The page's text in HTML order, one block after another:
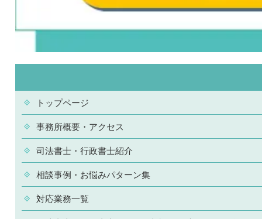
トップページ
事務所概要・アクセス
司法書士・行政書士紹介
相談事例・お悩みパターン集
対応業務一覧